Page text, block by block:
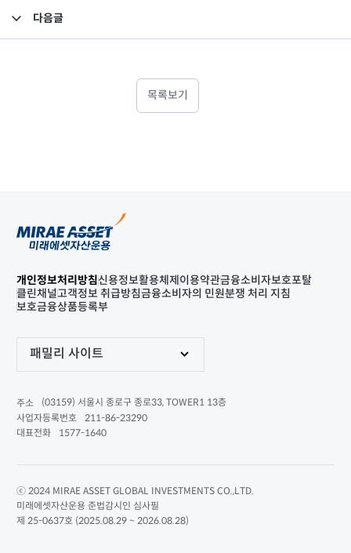
다음글
목록보기
개인정보처리방침신용정보활용체제 이용약관금융소비자보호포탈
클린채널고객정보 취급방침금융소비자의 민원분쟁 처리 지침
보호금융상품등록부
패밀리 사이트
주소
(03159) 서울시 종로구 종로33, TOWER1 13층
사업자등록번호
211-86-23290
대표전화
1577-1640
ⓒ 2024 MIRAE ASSET GLOBAL INVESTMENTS CO.,LTD.
미래에셋자산운용 준법감시인 심사필
제 25-0637호 (2025.08.29 ~ 2026.08.28)